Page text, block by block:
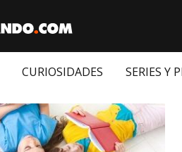
CURIOSIDADES SERIES Y